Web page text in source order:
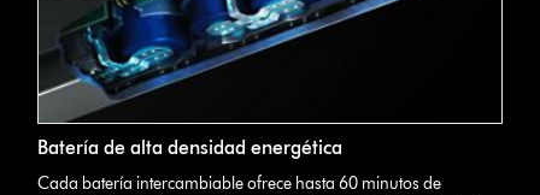
Batería de alta densidad energética
Cada batería intercambiable ofrece hasta 60 minutos de